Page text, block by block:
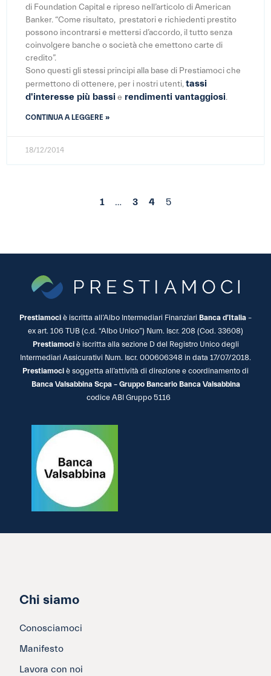
di Foundation Capital e ripreso nell’articolo di American
Banker. “Come risultato, prestatori e richiedenti prestito
possono incontrarsi e mettersi d’accordo, il tutto senza
coinvolgere banche o società che emettono carte di
credito”.
Sono questi gli stessi principi alla base di Prestiamoci che
permettono di ottenere, per i nostri utenti,tassi
d'interesse più bassi e rendimenti vantaggiosi.
CONTINUA A LEGGERE »
18/12/2014
1 … 3 4 5
Prestiamoci è iscritta all’Albo Intermediari Finanziari Banca d’Italia –
ex art. 106 TUB (c.d. “Albo Unico”) Num. Iscr. 208 (Cod. 33608)
Prestiamociè iscritta alla sezione D del Registro Unico degli
Intermediari Assicurativi Num. Iscr. 000606348 in data 17/07/2018.
Prestiamoci è soggetta all’attività di direzione e coordinamento di
Banca Valsabbina Scpa – Gruppo Bancario Banca Valsabbina
codice ABI Gruppo 5116
Chi siamo
Conosciamoci
Manifesto
Lavora con noi